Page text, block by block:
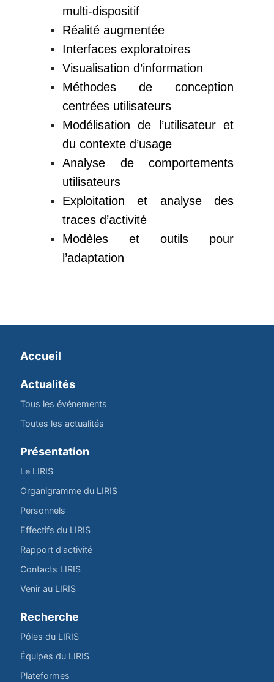
multi-dispositif
Réalité augmentée
Interfaces exploratoires
Visualisation d’information
Méthodes de conception
centrées utilisateurs
Modélisation de l’utilisateur et
du contexte d’usage
Analyse de comportements
utilisateurs
Exploitation et analyse des
traces d’activité
Modèles et outils pour
l’adaptation
Accueil
Actualités
Tous les événements
Toutes les actualités
Présentation
Le LIRIS
Organigramme du LIRIS
Personnels
Effectifs du LIRIS
Rapport d'activité
Contacts LIRIS
Venir au LIRIS
Recherche
Pôles du LIRIS
Équipes du LIRIS
Plateformes